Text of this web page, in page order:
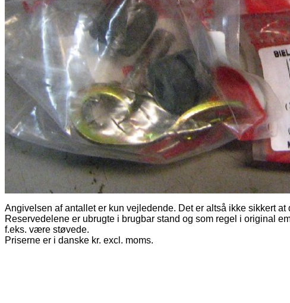
Angivelsen af antallet er kun vejledende. Det er altså ikke sikkert
Reservedelene er ubrugte i brugbar stand og som regel i original
f.eks. være støvede.
Priserne er i danske kr. excl. moms.